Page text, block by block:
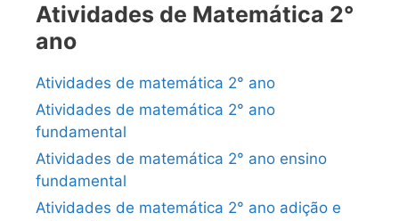
Atividades de Matemática 2°
ano
Atividades de matemática 2° ano
Atividades de matemática 2° ano
fundamental
Atividades de matemática 2° ano ensino
fundamental
Atividades de matemática 2° ano adição e